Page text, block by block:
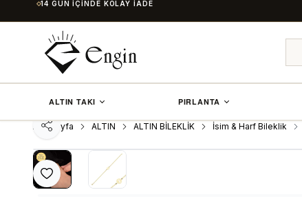
14 GÜN İÇINDE KOLAY İADE
ALTIN TAKI PIRLANTA
Ana Sayfa ALTIN ALTIN BİLEKLİK İsim & Harf Bileklik
Favoriye Ekle
Paylaş